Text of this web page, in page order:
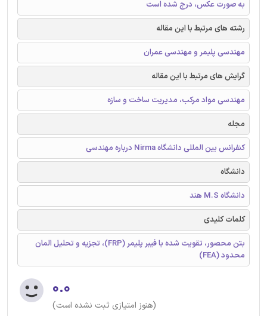
به صورت عکس، درج شده است
رشته های مرتبط با این مقاله
مهندسی پلیمر و مهندسی عمران
گرایش های مرتبط با این مقاله
مهندسی مواد مرکب، مدیریت ساخت و سازه
مجله
کنفرانس بین المللی دانشگاه Nirma درباره مهندسی
دانشگاه
دانشگاه M.S هند
کلمات کلیدی
بتن محصور، تقویت شده با فیبر پلیمر (FRP)، تجزیه و تحلیل المان
محدود (FEA)
۰.۰
(هنوز امتیازی ثبت نشده است)